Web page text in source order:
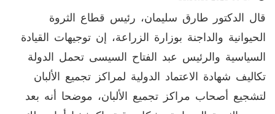
قال الدكتور طارق سليمان، رئيس قطاع الثروة
الحيوانية والداجنة بوزارة الزراعة، إن توجيهات القيادة
السياسية والرئيس عبد الفتاح السيسى تحمل الدولة
تكاليف شهادة الاعتماد الدولية لمراكز تجميع الألبان
لتشجيع أصحاب مراكز تجميع الألبان، موضحا أنه بعد